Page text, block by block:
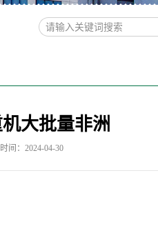
大批量非洲
间：2024-04-30